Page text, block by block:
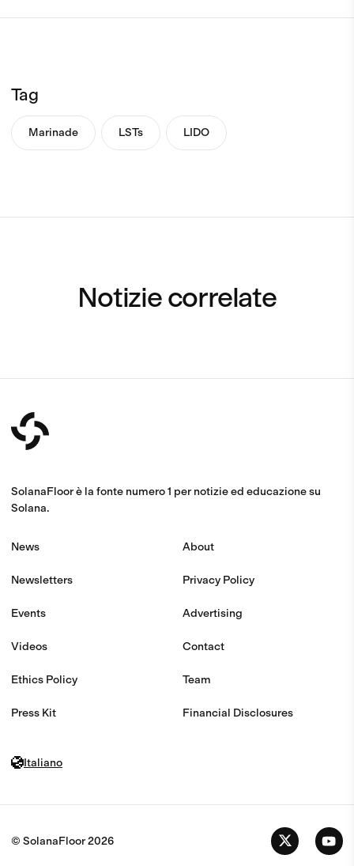
Tag
Marinade LSTs LIDO
Notizie correlate
SolanaFloor è la fonte numero 1 per notizie ed educazione su
Solana.
News
Newsletters
Events
Videos
Ethics Policy
Press Kit
About
Privacy Policy
Advertising
Contact
Team
Financial Disclosures
Italiano
© SolanaFloor2026